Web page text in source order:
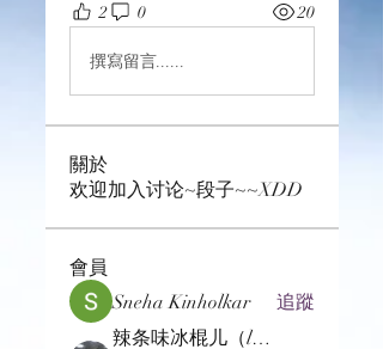
2 0 20
撰寫留言......
關於
欢迎加入讨论~段子~~XDD
會員
Sneha Kinholkar
追蹤
辣条味冰棍儿（lof别玩了要氪金的）